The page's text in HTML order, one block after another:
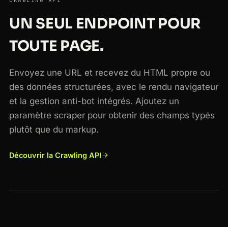
UN SEUL ENDPOINT POUR
TOUTE PAGE.
Envoyez une URL et recevez du HTML propre ou
des données structurées, avec le rendu navigateur
et la gestion anti-bot intégrés. Ajoutez un
paramètre scraper pour obtenir des champs typés
plutôt que du markup.
Découvrir la Crawling API